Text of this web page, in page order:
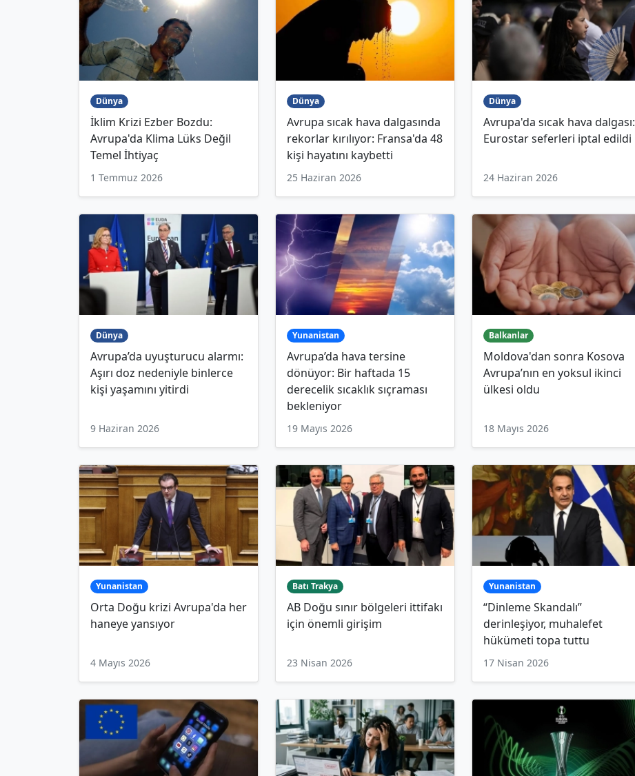
Dünya
İklim Krizi Ezber Bozdu:
Avrupa'da Klima Lüks Değil
Temel İhtiyaç
1 Temmuz 2026
Dünya
Avrupa sıcak hava dalgasında
rekorlar kırılıyor: Fransa'da 48
kişi hayatını kaybetti
25 Haziran 2026
Dünya
Avrupa'da sıcak hava dalgası:
Eurostar seferleri iptal edildi
24 Haziran 2026
Dünya
Avrupa’da uyuşturucu alarmı:
Aşırı doz nedeniyle binlerce
kişi yaşamını yitirdi
9 Haziran 2026
Yunanistan
Avrupa’da hava tersine
dönüyor: Bir haftada 15
derecelik sıcaklık sıçraması
bekleniyor
19 Mayıs 2026
Balkanlar
Moldova'dan sonra Kosova
Avrupa’nın en yoksul ikinci
ülkesi oldu
18 Mayıs 2026
Yunanistan
Orta Doğu krizi Avrupa'da her
haneye yansıyor
4 Mayıs 2026
Batı Trakya
AB Doğu sınır bölgeleri ittifakı
için önemli girişim
23 Nisan 2026
Yunanistan
“Dinleme Skandalı”
derinleşiyor, muhalefet
hükümeti topa tuttu
17 Nisan 2026